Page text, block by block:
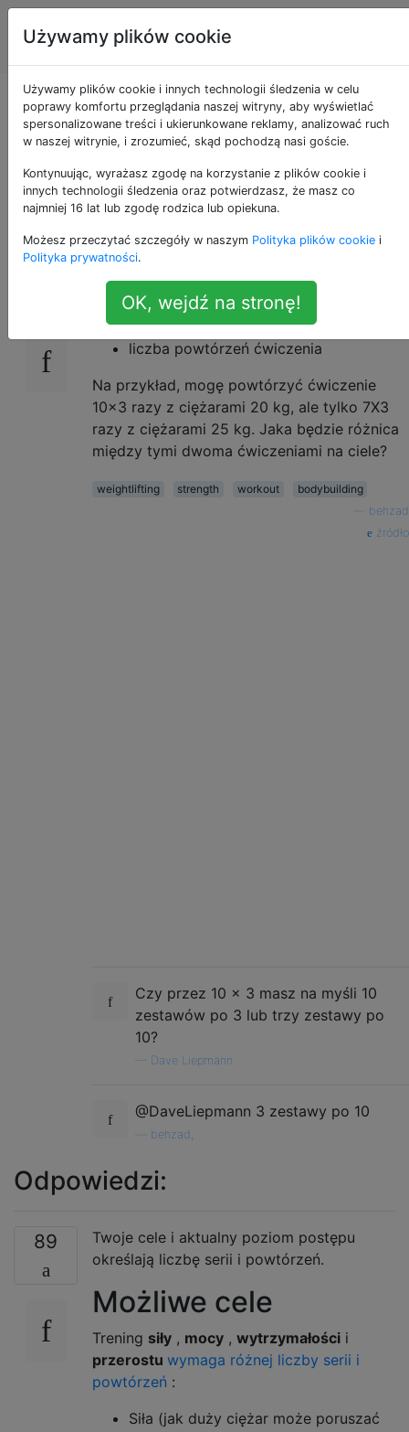
Sprawność
fizyczna
Jakie są kompromisy
między wagą a
powtarzaniem?
59
Kiedy ćwiczysz z ciężarami, jaki jest wpływ
kompromisu między nimi
ilość obciążników współpracujących z
liczba powtórzeń ćwiczenia
Na przykład, mogę powtórzyć ćwiczenie
10x3 razy z ciężarami 20 kg, ale tylko 7X3
razy z ciężarami 25 kg. Jaka będzie różnica
między tymi dwoma ćwiczeniami na ciele?
weightlifting strength workout
bodybuilding
behzad
źródło
Czy przez 10 x 3 masz na myśli 10
zestawów po 3 lub trzy zestawy po
10?
Dave Liepmann
@DaveLiepmann 3 zestawy po 10
behzad,
Odpowiedzi:
89
Twoje cele i aktualny poziom postępu
określają liczbę serii i powtórzeń.
Możliwe cele
Trening siły , mocy , wytrzymałości i
przerostu wymaga różnej liczby serii i
powtórzeń :
Siła (jak duży ciężar może poruszać
Używamy plików cookie
Używamy plików cookie i innych technologii śledzenia w celu
poprawy komfortu przeglądania naszej witryny, aby wyświetlać
spersonalizowane treści i ukierunkowane reklamy, analizować ruch
w naszej witrynie, i zrozumieć, skąd pochodzą nasi goście.
Kontynuując, wyrażasz zgodę na korzystanie z plików cookie i
innych technologii śledzenia oraz potwierdzasz, że masz co
najmniej 16 lat lub zgodę rodzica lub opiekuna.
Możesz przeczytać szczegóły w naszym Polityka plików cookie i
Polityka prywatności.
OK, wejdź na stronę!